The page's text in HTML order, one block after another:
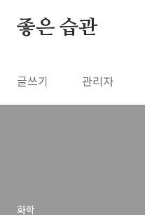
좋은 습관
글쓰기 관리자
화학